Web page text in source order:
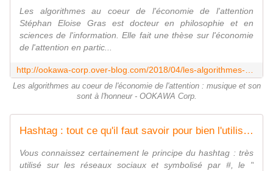
Les algorithmes au coeur de l'économie de l'attention
Stéphan Eloise Gras est docteur en philosophie et en
sciences de l'information. Elle fait une thèse sur l'économie
de l'attention en partic...
Les algorithmes au coeur de l'économie de l'attention : musique et son
sont à l'honneur - OOKAWA Corp.
Hashtag : tout ce qu'il faut savoir pour bien l'utiliser sur les réseaux sociaux ! - OOKAWA Corp.
Vous connaissez certainement le principe du hashtag : très
utilisé sur les réseaux sociaux et symbolisé par #, le "